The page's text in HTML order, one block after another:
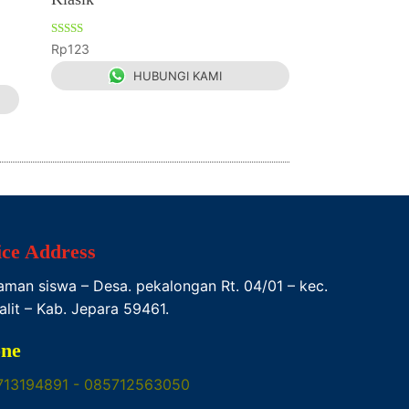
Dinilai
4.67
dari 5
Rp123
HUBUNGI KAMI
Address
siswa – Desa. pekalongan Rt. 04/01 – kec.
– Kab. Jepara 59461.
- 085712563050